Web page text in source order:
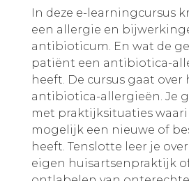
In deze e-learningcursus
een allergie en
antibioticum. En wat de
patiënt een antibiotica-
heeft. De cursus gaat
antibiotica-allergieën. Je
met praktijksituaties
mogelijk een nieuwe of
heeft. Tenslotte leer je
eigen huisartsenpraktijk